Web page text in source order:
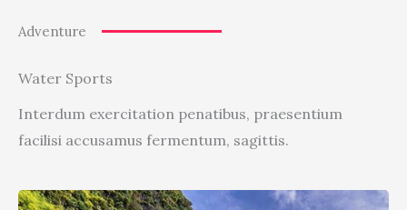
Adventure
Water Sports
Interdum exercitation penatibus, praesentium
facilisi accusamus fermentum, sagittis.